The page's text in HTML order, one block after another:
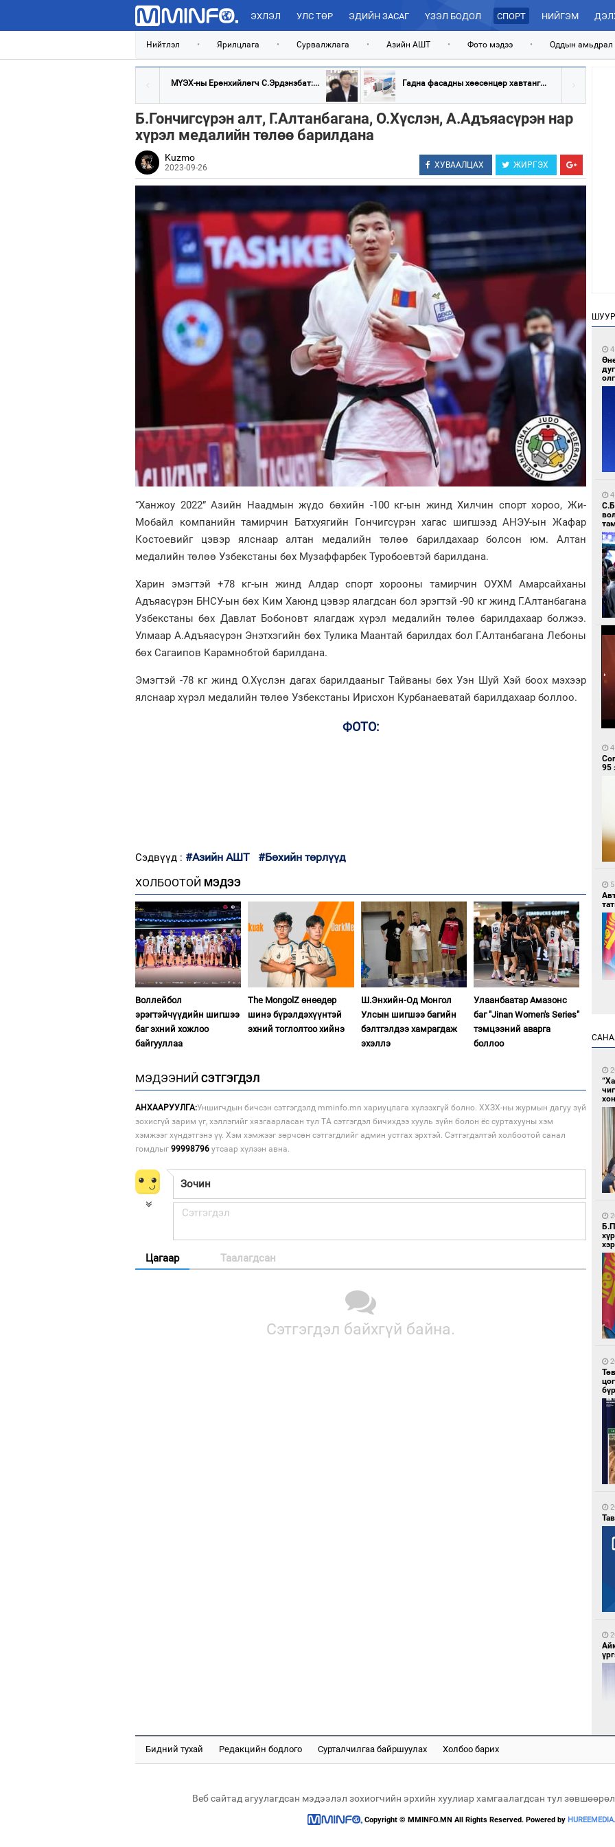
ЭХЛЭЛ УЛС ТӨР ЭДИЙН ЗАСАГ ҮЗЭЛ БОДОЛ СПОРТ НИЙГЭМ
Нийтлэл • Ярилцлага • Сурвалжлага • Азийн АШТ • Фото мэдээ • Оддын амьдрал
МҮЭХ-ны Ерөнхийлөгч С.Эрдэнэбат:... Гадна фасадны хөөсөнцөр хавтанг...
Б.Гончигсүрэн алт, Г.Алтанбагана, О.Хүслэн, А.Адъяасүрэн нар
хүрэл медалийн төлөө барилдана
Kuzmo
2023-09-26 ХУВААЛЦАХ ЖИРГЭХ
“Ханжоу 2022” Азийн Наадмын жүдо бөхийн -100 кг-ын жинд Хилчин спорт хороо, Жи-
Мобайл компанийн тамирчин Батхуягийн Гончигсүрэн хагас шигшээд АНЭУ-ын Жафар
Костоевийг цэвэр ялснаар алтан медалийн төлөө барилдахаар болсон юм. Алтан
медалийн төлөө Узбекстаны бөх Музаффарбек Туробоевтэй барилдана.
Харин эмэгтэй +78 кг-ын жинд Алдар спорт хорооны тамирчин ОУХМ Амарсайханы
Адъяасүрэн БНСУ-ын бөх Ким Хаюнд цэвэр ялагдсан бол эрэгтэй -90 кг жинд Г.Алтанбагана
Узбекстаны бөх Давлат Бобоновт ялагдаж хүрэл медалийн төлөө барилдахаар болжээ.
Улмаар А.Адъяасүрэн Энэтхэгийн бөх Тулика Маантай барилдах бол Г.Алтанбагана Лебоны
бөх Сагаипов Карамнобтой барилдана.
Эмэгтэй -78 кг жинд О.Хүслэн дагах барилдааныг Тайваны бөх Уэн Шуй Хэй боох мэхээр
ялснаар хүрэл медалийн төлөө Узбекстаны Ирисхон Курбанаеватай барилдахаар боллоо.
ФОТО:
Сэдвүүд : #Азийн АШТ
#Бөхийн төрлүүд
ХОЛБООТОЙ МЭДЭЭ
Воллейбол
эрэгтэйчүүдийн шигшээ
баг эхний хожлоо
байгууллаа
The MongolZ өнөөдөр
шинэ бүрэлдэхүүнтэй
эхний тоглолтоо хийнэ
Ш.Энхийн-Од Монгол
Улсын шигшээ багийн
бэлтгэлдээ хамрагдаж
эхэллэ
Улаанбаатар Амазонс
баг "Jinan Women's Series"
тэмцээний аварга
боллоо
МЭДЭЭНИЙ СЭТГЭГДЭЛ
АНХААРУУЛГА:Уншигчдын бичсэн сэтгэгдэлд mminfo.mn хариуцлага хүлээхгүй болно. ХХЗХ-ны журмын дагуу зүй
зохисгүй зарим үг, хэллэгийг хязгаарласан тул ТА сэтгэгдэл бичихдээ хууль зүйн болон ёс суртахууны хэм
хэмжээг хүндэтгэнэ үү. Хэм хэмжээг зөрчсөн сэтгэгдлийг админ устгах эрхтэй. Сэтгэгдэлтэй холбоотой санал
гомдлыг 99998796 утсаар хүлээн авна.
Цагаар Таалагдсан
Сэтгэгдэл байхгүй байна.
95
Бидний тухай Редакцийн бодлого Сурталчилгаа байршуулах Холбоо барих
Веб сайтад агуулагдсан мэдээлэл зохиогчийн эрхийн хуулиар хамгаалагдсан тул
Copyright © MMINFO.MN All Rights Reserved. Powered by HUREEMEDIA.